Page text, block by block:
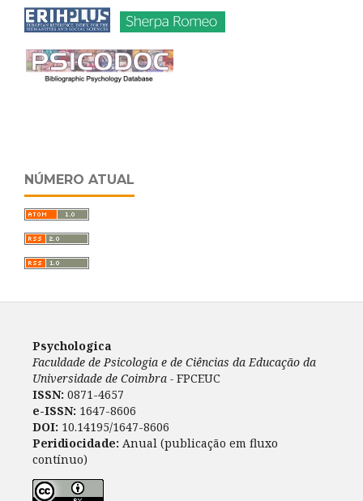
NÚMERO ATUAL
Psychologica
Faculdade de Psicologia e de Ciências da Educação da
Universidade de Coimbra - FPCEUC
ISSN: 0871-4657
e-ISSN: 1647-8606
DOI: 10.14195/1647-8606
Peridiocidade: Anual (publicação em fluxo
contínuo)